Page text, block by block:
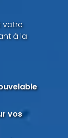
votre
à la
vos